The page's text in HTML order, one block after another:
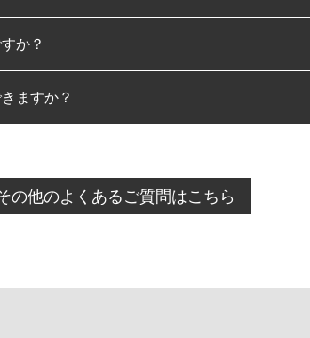
。か？
ますか？
キャンセルをご希望の際は、直接ご予約いた
の他のよくあるご質問はこちら